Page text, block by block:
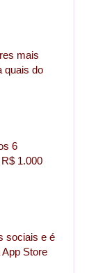
mais
quais do
6
1.000
sociais e é
Store